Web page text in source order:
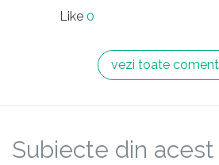
Like 0
vezi toate
Subiecte din